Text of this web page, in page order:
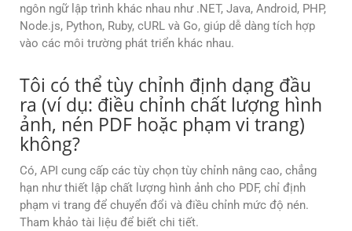
ngôn ngữ lập trình khác nhau như .NET, Java, Android, PHP,
Node.js, Python, Ruby, cURL và Go, giúp dễ dàng tích hợp
vào các môi trường phát triển khác nhau.
Tôi có thể tùy chỉnh định dạng đầu
ra (ví dụ: điều chỉnh chất lượng hình
ảnh, nén PDF hoặc phạm vi trang)
không?
Có, API cung cấp các tùy chọn tùy chỉnh nâng cao, chẳng
hạn như thiết lập chất lượng hình ảnh cho PDF, chỉ định
phạm vi trang để chuyển đổi và điều chỉnh mức độ nén.
Tham khảo tài liệu để biết chi tiết.